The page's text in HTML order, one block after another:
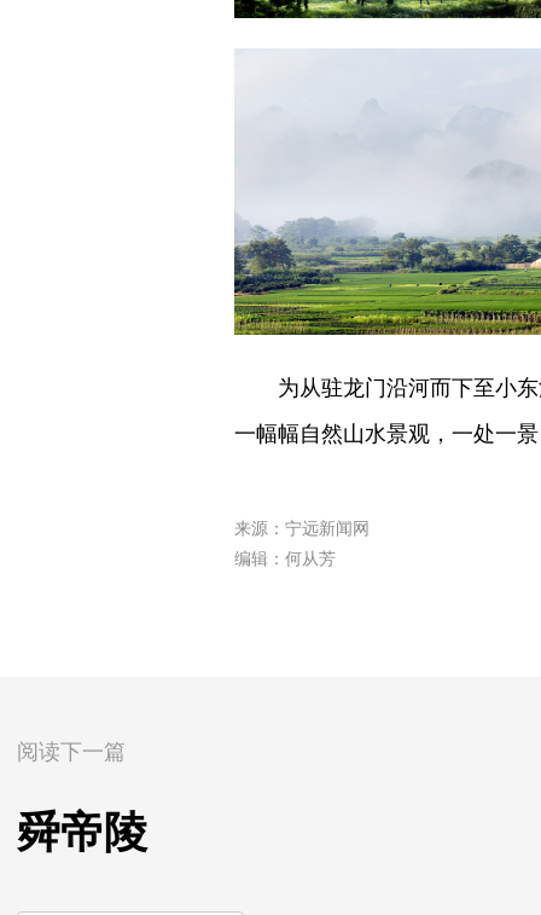
为从驻龙门沿河而下至小东
一幅幅自然山水景观，一处一
来源：宁远新闻网
编辑：何从芳
阅读下一篇
舜帝陵